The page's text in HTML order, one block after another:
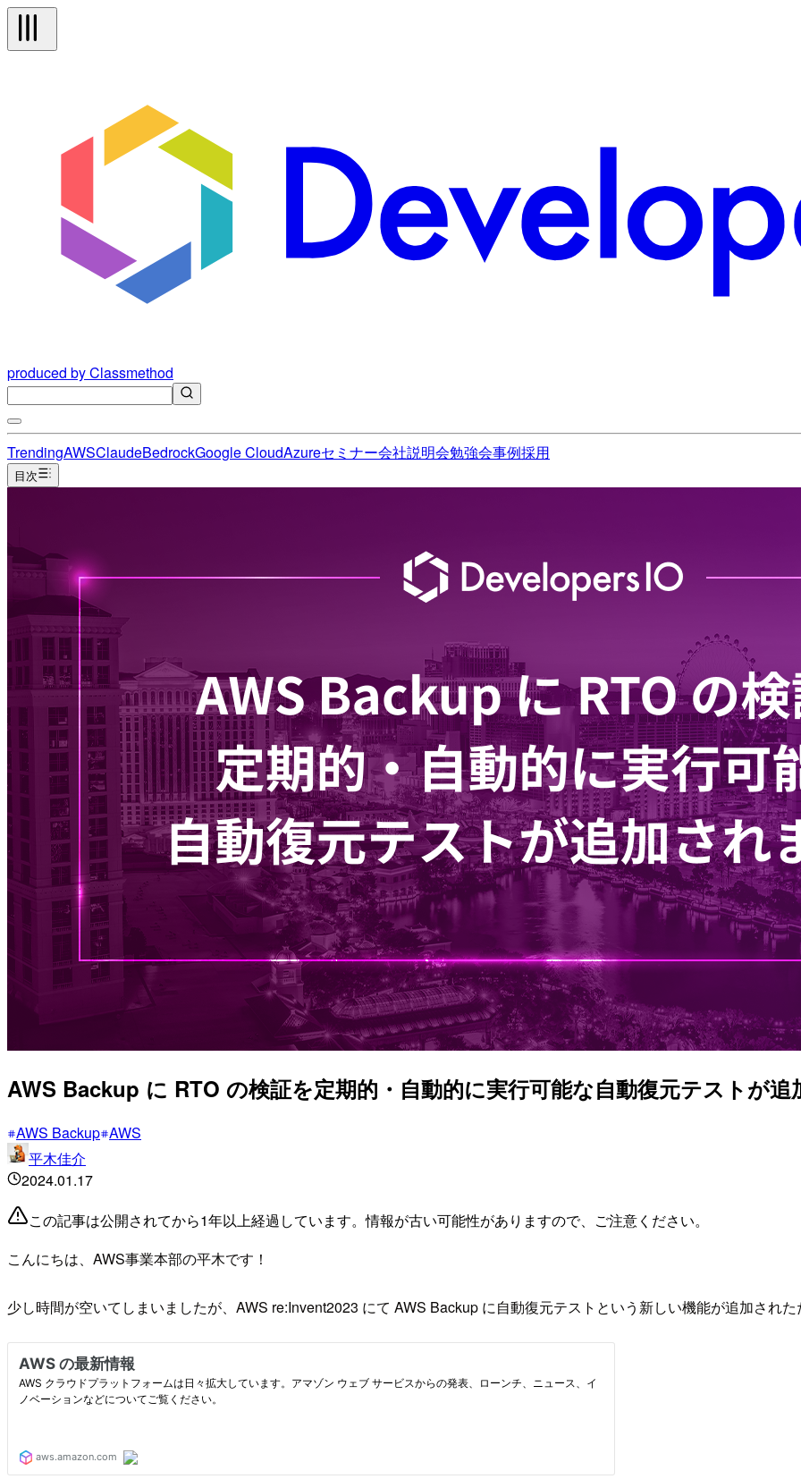
produced by Classmethod
TrendingAWSClaudeBedrockGoogle CloudAzureセミナー会社説明会勉強会事例採用
目次
AWS Backup に RTO の検証を定期的・自動的に実行可能な自動復元テストが追
AWS Backup AWS
平木佳介
2024.01.17
この記事は公開されてから1年以上経過しています。情報が古い可能性がありますので、ご注意ください。
こんにちは、AWS事業本部の平木です！
少し時間が空いてしまいましたが、AWS re:Invent2023 にて AWS Backup に自動復元テストという新しい機能が追加された